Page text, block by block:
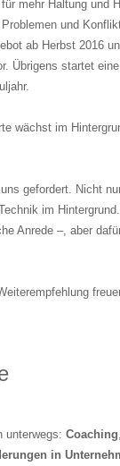
mehr Haltung und
und
ab Herbst 2016
Übrigens startet
wächst im
gefordert. Nicht
im
Anrede –, aber
unterwegs: Coaching,
in